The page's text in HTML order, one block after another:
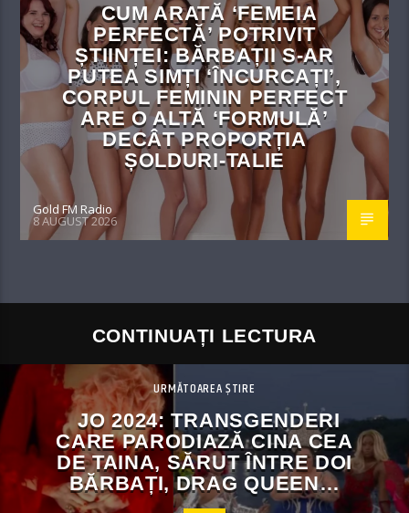
CUM ARATĂ ‘FEMEIA
PERFECTĂ’ POTRIVIT
ȘTIINȚEI: BĂRBAȚII S-AR
PUTEA SIMȚI ‘ÎNCURCAȚI’,
CORPUL FEMININ PERFECT
ARE O ALTĂ ‘FORMULĂ’
DECÂT PROPORȚIA
ȘOLDURI-TALIE
Gold FM Radio
8 AUGUST 2026
CONTINUAȚI LECTURA
URMĂTOAREA ȘTIRE
JO 2024: TRANSGENDERI
CARE PARODIAZĂ CINA CEA
DE TAINA, SĂRUT ÎNTRE DOI
BĂRBAȚI, DRAG QUEEN…